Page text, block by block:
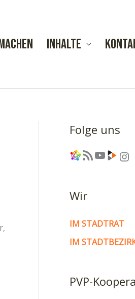
Inhalte
Folge uns
Link RSS-Feed YouTube Link Instagram
Wir
IM STADTRAT
IM
PVP-